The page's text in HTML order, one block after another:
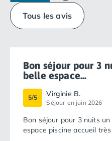
Tous les avis
Bon séjour pour 3
belle espace...
5/5 Virginie B.
Séjour en juin 2026
Bon séjour pour 3 nuits un
espace piscine accueil